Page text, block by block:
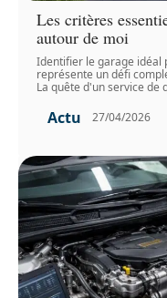
Les critères
autour de moi
Identifier le garage idéal
représente un défi
La quête d'un service de
Actu 27/04/2026